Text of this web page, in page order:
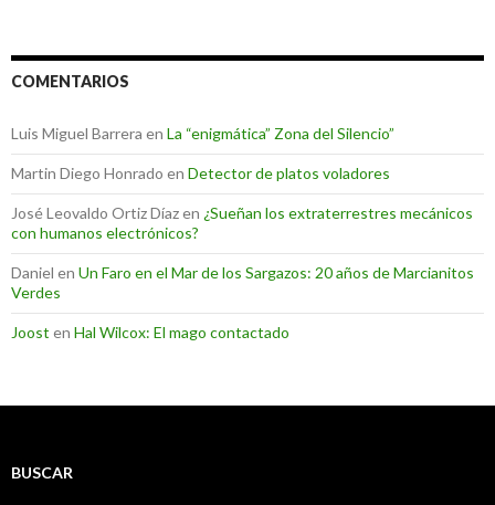
COMENTARIOS
Luis Miguel Barrera en La “enigmática” Zona del Silencio”
Martin Diego Honrado en Detector de platos voladores
José Leovaldo Ortiz Díazen ¿Sueñan los extraterrestres mecánicos
con humanos electrónicos?
Daniel en Un Faro en el Mar de los Sargazos: 20 años de Marcianitos
Verdes
Joost en Hal Wilcox: El mago contactado
BUSCAR